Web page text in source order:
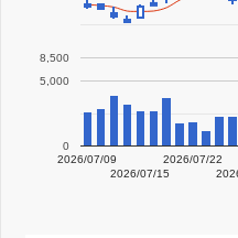
8,500
2026/07/09
2026/07/15
2026/07/22
0
5,000